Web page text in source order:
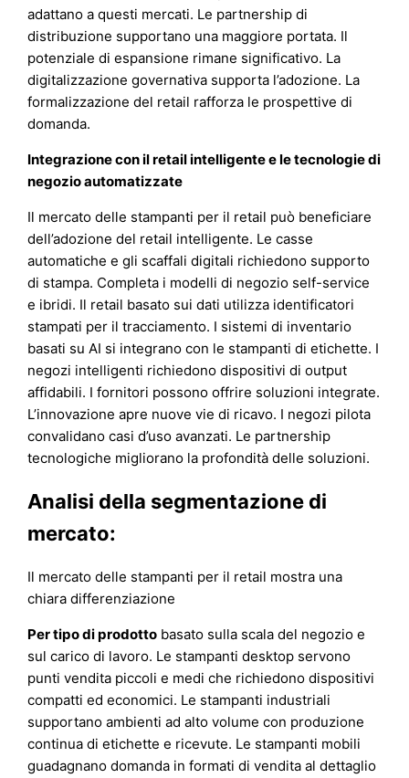
adattano a questi mercati. Le partnership di
distribuzione supportano una maggiore portata. Il
potenziale di espansione rimane significativo. La
digitalizzazione governativa supporta l’adozione. La
formalizzazione del retail rafforza le prospettive di
domanda.
Integrazione con il retail intelligente e le tecnologie di
negozio automatizzate
Il mercato delle stampanti per il retail può beneficiare
dell’adozione del retail intelligente. Le casse
automatiche e gli scaffali digitali richiedono supporto
di stampa. Completa i modelli di negozio self-service
e ibridi. Il retail basato sui dati utilizza identificatori
stampati per il tracciamento. I sistemi di inventario
basati su AI si integrano con le stampanti di etichette. I
negozi intelligenti richiedono dispositivi di output
affidabili. I fornitori possono offrire soluzioni integrate.
L’innovazione apre nuove vie di ricavo. I negozi pilota
convalidano casi d’uso avanzati. Le partnership
tecnologiche migliorano la profondità delle soluzioni.
Analisi della segmentazione di
mercato:
Il mercato delle stampanti per il retail mostra una
chiara differenziazione
Per tipo di prodotto basato sulla scala del negozio e
sul carico di lavoro. Le stampanti desktop servono
punti vendita piccoli e medi che richiedono dispositivi
compatti ed economici. Le stampanti industriali
supportano ambienti ad alto volume con produzione
continua di etichette e ricevute. Le stampanti mobili
guadagnano domanda in formati di vendita al dettaglio